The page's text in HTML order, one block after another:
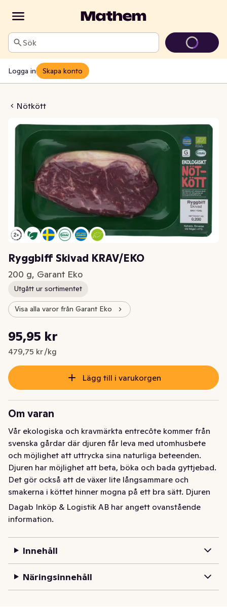
Sök
Logga in Skapa konto
Nötkött
KRAV/EKO
Ryggbiff Skivad KRAV/EKO
200 g, Garant Eko
Utgått ur sortimentet
Visa alla varor från Garant Eko
Nuvarande pris är: 95,95 kr
95,95 kr
479,75 kr /kg
Styckpris: 479,75 kr /kg
Lägg till i varukorgen
Om varan
Vår ekologiska och kravmärkta entrecôte kommer från
svenska gårdar där djuren får leva med utomhusbete
och möjlighet att uttrycka sina naturliga beteenden.
Djuren har möjlighet att beta, böka och bada gyttjebad.
Det gör också att de växer lite långsammare och
smakerna i köttet hinner mogna på ett bra sätt. Djuren
har också fri tillgång till bra grovfoder som är
ekologiskt odlat eller KRAV-certifierat, ofta odlat på
bekämpningsmedel och handelsgödsel. Genom att
köpa Garant ekologiska kött värnar du om en extra god
djuromsorg och vår miljö!
Dagab Inköp & Logistik AB har angett ovanstående
information.
Innehåll
Näringsinnehåll